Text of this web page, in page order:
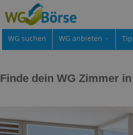
WG suchen WG anbieten
Finde dein WG Zimmer